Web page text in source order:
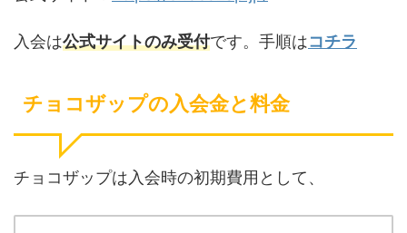
入会は公式サイトのみ受付です。手順はコチラ
チョコザップの入会金と料金
チョコザップは入会時の初期費用として、